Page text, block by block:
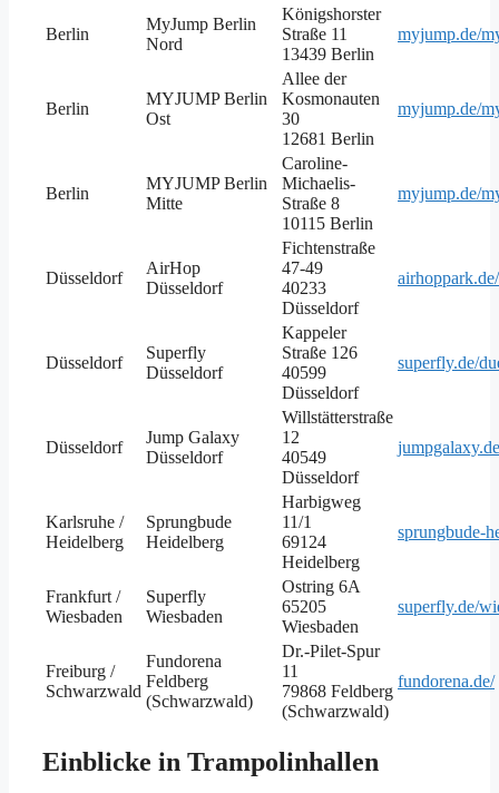
Berlin
MyJump Berlin
Nord
Königshorster
Straße 11
13439 Berlin
myjump.de/
Berlin
MYJUMP Berlin
Ost
Allee der
Kosmonauten
30
12681 Berlin
myjump.de/
Berlin
MYJUMP Berlin
Mitte
Caroline-
Michaelis-
Straße 8
10115 Berlin
myjump.de/
Düsseldorf
AirHop
Düsseldorf
Fichtenstraße
47-49
40233
Düsseldorf
Düsseldorf
Superfly
Düsseldorf
Kappeler
Straße 126
40599
Düsseldorf
superfly.de/
Düsseldorf
Jump Galaxy
Düsseldorf
Willstätterstraße
12
40549
Düsseldorf
Karlsruhe /
Heidelberg
Sprungbude
Heidelberg
Harbigweg
11/1
69124
Heidelberg
sprungbude-
Frankfurt /
Wiesbaden
Superfly
Wiesbaden
Ostring 6A
65205
Wiesbaden
superfly.de/
Freiburg /
Schwarzwald
Fundorena
Feldberg
(Schwarzwald)
Dr.-Pilet-Spur
11
79868 Feldberg
(Schwarzwald)
fundorena.de/
Einblicke in Trampolinhallen